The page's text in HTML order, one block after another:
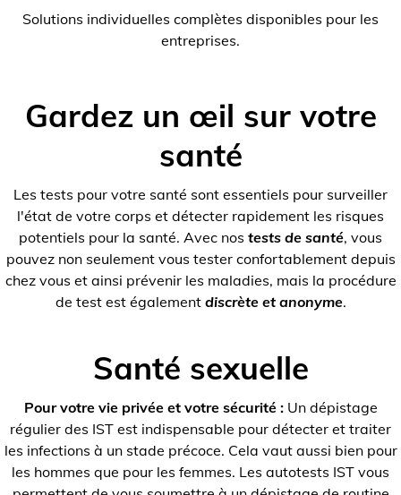
Solutions individuelles complètes disponibles pour les
entreprises.
Gardez un œil sur votre
santé
Les tests pour votre santé sont essentiels pour surveiller
l'état de votre corps et détecter rapidement les risques
potentiels pour la santé. Avec nos tests de santé, vous
pouvez non seulement vous tester confortablement depuis
chez vous et ainsi prévenir les maladies, mais la procédure
de test est également discrète et anonyme.
Santé sexuelle
Pour votre vie privée et votre sécurité :Un dépistage
régulier des IST est indispensable pour détecter et traiter
les infections à un stade précoce. Cela vaut aussi bien pour
les hommes que pour les femmes. Les autotests IST vous